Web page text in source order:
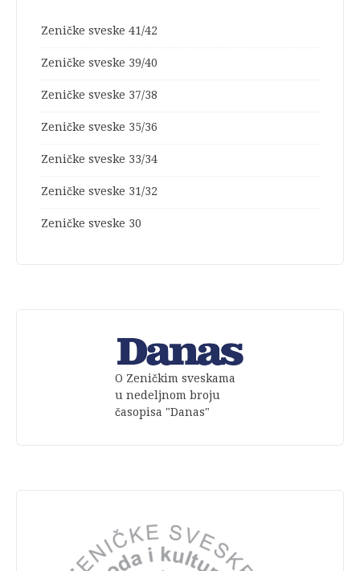
Zeničke sveske 41/42
Zeničke sveske 39/40
Zeničke sveske 37/38
Zeničke sveske 35/36
Zeničke sveske 33/34
Zeničke sveske 31/32
Zeničke sveske 30
O Zeničkim sveskama
u nedeljnom broju
časopisa "Danas"